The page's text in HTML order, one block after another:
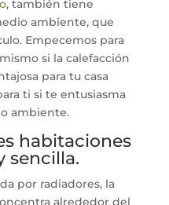
, también tiene
ambiente, que
Empecemos para
si la calefacción
para tu casa
ti si te entusiasma
ambiente.
habitaciones
sencilla.
por radiadores, la
alrededor del